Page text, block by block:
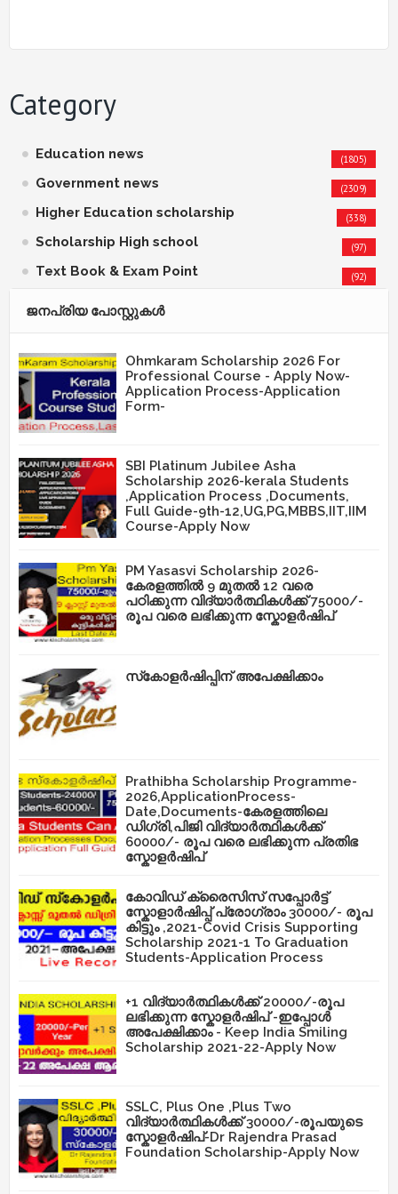
Category
Education news (1805)
Government news (2309)
Higher Education scholarship (338)
Scholarship High school (97)
Text Book & Exam Point (92)
ജനപ്രിയ പോസ്റ്റുകള്‍‌
Ohmkaram Scholarship 2026 For
Professional Course - Apply Now-
Application Process-Application
Form-
SBI Platinum Jubilee Asha
Scholarship 2026-kerala Students
,Application Process ,Documents,
Full Guide-9th-12,UG,PG,MBBS,IIT,IIM
Course-Apply Now
PM Yasasvi Scholarship 2026-
കേരളത്തിൽ 9 മുതൽ 12 വരെ
പഠിക്കുന്ന വിദ്യാർത്ഥികൾക്ക് 75000/-
രൂപ വരെ ലഭിക്കുന്ന സ്കോളർഷിപ്
സ്‌കോളർഷിപ്പിന് അപേക്ഷിക്കാം
Prathibha Scholarship Programme-
2026,ApplicationProcess-
Date,Documents-കേരളത്തിലെ
ഡിഗ്രി,പിജി വിദ്യാർത്ഥികൾക്ക്
60000/- രൂപ വരെ ലഭിക്കുന്ന പ്രതിഭ
സ്കോളർഷിപ്
കോവിഡ് ക്രൈസിസ് സപ്പോർട്ട്
സ്കോളാർഷിപ്പ് പ്രോഗ്രാം 30000/- രൂപ
കിട്ടും ,2021-Covid Crisis Supporting
Scholarship 2021-1 To Graduation
Students-Application Process
+1 വിദ്യാർത്ഥികൾക്ക് 20000/-രൂപ
ലഭിക്കുന്ന സ്കോളർഷിപ് -ഇപ്പോൾ
അപേക്ഷിക്കാം - Keep India Smiling
Scholarship 2021-22-Apply Now
SSLC, Plus One ,Plus Two
വിദ്യാർത്ഥികൾക്ക് 30000/-രൂപയുടെ
സ്കോളർഷിപ്-Dr Rajendra Prasad
Foundation Scholarship-Apply Now